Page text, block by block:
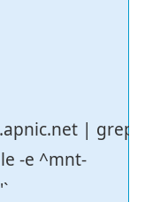
| grep -
-e ^mnt-
'`